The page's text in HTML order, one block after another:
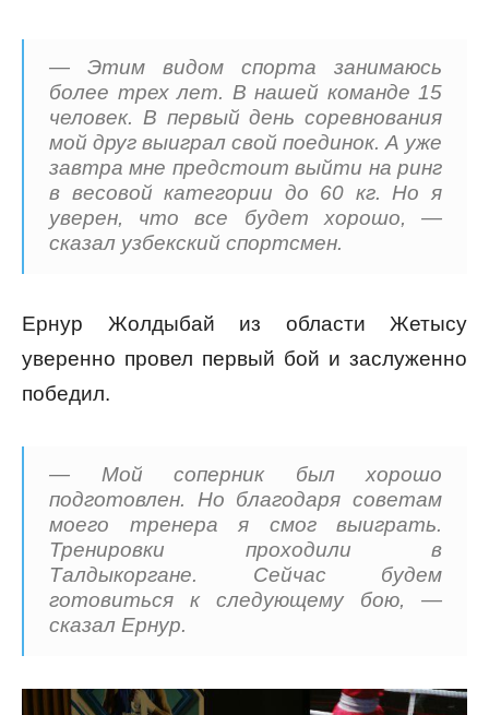
— Этим видом спорта занимаюсь
более трех лет. В нашей команде 15
человек. В первый день соревнования
мой друг выиграл свой поединок. А уже
завтра мне предстоит выйти на ринг
в весовой категории до 60 кг. Но я
уверен, что все будет хорошо, —
сказал узбекский спортсмен.
Ернур Жолдыбай из области Жетысу
уверенно провел первый бой и заслуженно
победил.
— Мой соперник был хорошо
подготовлен. Но благодаря советам
моего тренера я смог выиграть.
Тренировки проходили в
Талдыкоргане. Сейчас будем
готовиться к следующему бою, —
сказал Ернур.